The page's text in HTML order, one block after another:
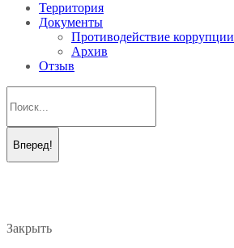
Территория
Документы
Противодействие коррупции
Архив
Отзыв
new
new
Закрыть